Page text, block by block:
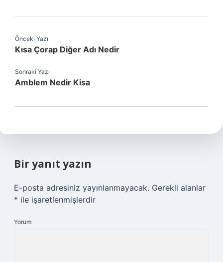
Önceki Yazı
Kısa Çorap Diğer Adı Nedir
Sonraki Yazı
Amblem Nedir Kisa
Bir yanıt yazın
E-posta adresiniz yayınlanmayacak. Gerekli alanlar
* ile işaretlenmişlerdir
Yorum